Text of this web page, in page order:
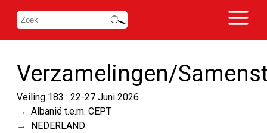
Verzamelingen/
Veiling 183 : 22-27 Juni 2026
Albanië t.e.m. CEPT
NEDERLAND